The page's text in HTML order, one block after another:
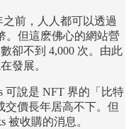
前，人人都可以透過
。但這麽佛心的網站營
卻不到 4,000 次。由此
發展。
可說是 NFT 界的「比特
交價長年居高不下。但
被收購的消息。